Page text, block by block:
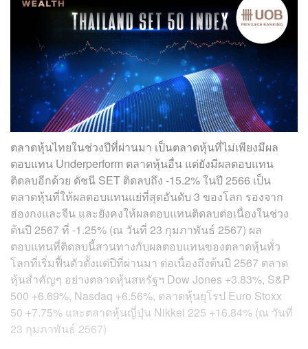
ตลาดหุ้นไทยในช่วงปีที่ผ่านมา เป็นตลาดหุ้นที่ไม่เพียงมีผล
ตอบแทน Underperform ตลาดหุ้นอื่น แต่ยังมีผลตอบแทน
ติดลบอีกด้วย ดัชนี SET ติดลบถึง -15.2% ในปี 2566 เป็น
ตลาดหุ้นที่ให้ผลตอบแทนแย่ที่สุดอันดับ 3 ของโลก รองจาก
ฮ่องกงและจีน และยังคงให้ผลตอบแทนติดลบต่อเนื่องในช่วง
ต้นปี 2567 ที่ -1.25% (ณ วันที่ 23 กุมภาพันธ์ 2567) ผล
ตอบแทนที่ติดลบนี้สวนทางกับผลตอบแทนของตลาดหุ้นทั่ว
โลกที่เริ่มฟื้นตัวตั้งแต่ปีที่ผ่านมา ต่อเนื่องถึงต้นปี 2567 ตลาด
หุ้นสำคัญๆ อย่างตลาดหุ้นสหรัฐฯ Dow Jones +3.83%, S&P
500 +6.69%, Nasdaq +6.56%, ตลาดหุ้นยุโรป Euro Stoxx
50 +7.75% และตลาดหุ้นญี่ปุ่น Nikkei 225 +16.84% (ณ วันที่
23 กุมภาพันธ์ 2567)